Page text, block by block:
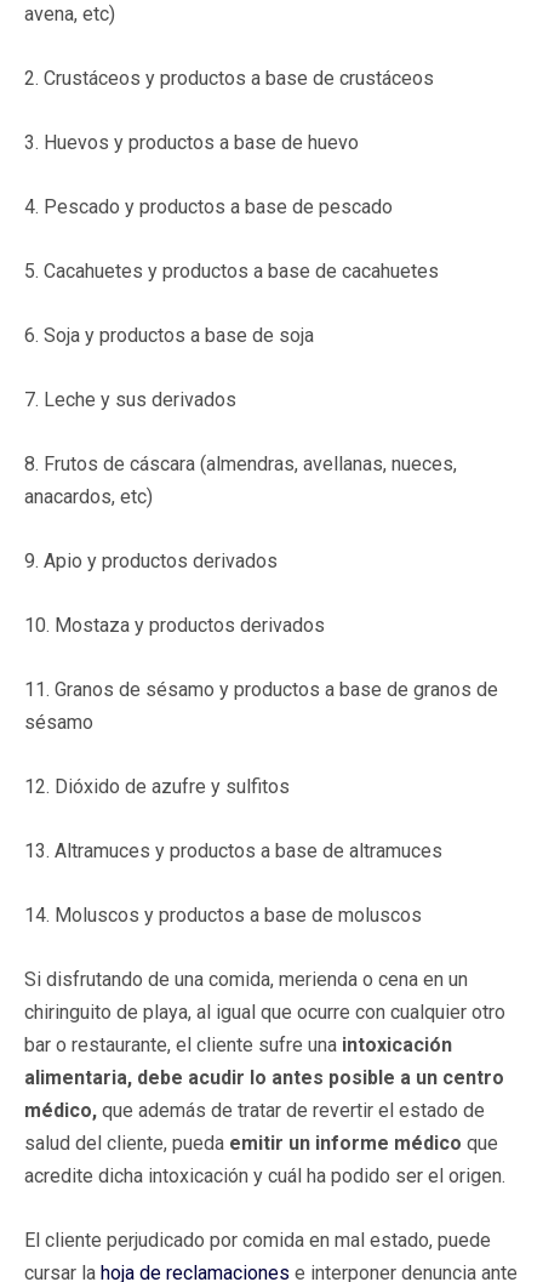
avena, etc)
2. Crustáceos y productos a base de crustáceos
3. Huevos y productos a base de huevo
4. Pescado y productos a base de pescado
5. Cacahuetes y productos a base de cacahuetes
6. Soja y productos a base de soja
7. Leche y sus derivados
8. Frutos de cáscara (almendras, avellanas, nueces,
anacardos, etc)
9. Apio y productos derivados
10. Mostaza y productos derivados
11. Granos de sésamo y productos a base de granos de
sésamo
12. Dióxido de azufre y sulfitos
13. Altramuces y productos a base de altramuces
14. Moluscos y productos a base de moluscos
Si disfrutando de una comida, merienda o cena en un
chiringuito de playa, al igual que ocurre con cualquier otro
bar o restaurante, el cliente sufre una intoxicación
alimentaria, debe acudir lo antes posible a un centro
médico, que además de tratar de revertir el estado de
salud del cliente, pueda emitir un informe médico que
acredite dicha intoxicación y cuál ha podido ser el origen.
El cliente perjudicado por comida en mal estado, puede
cursar la hoja de reclamaciones e interponer denuncia ante